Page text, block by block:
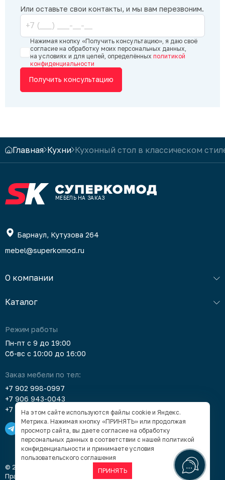
всё
держим
Или оставьте свои контакты, и мы вам перезвоним.
Нажимая кнопку «Получить консультацию», я даю своё
согласие на обработку моих персональных данных,
на условиях и для целей, определённых политикой
конфиденциальности
Получить консультацию
Главная Кухни Кухонный стол в классическом
МЕБЕЛЬ НА ЗАКАЗ
Барнаул, Кутузова 264
mebel@superkomod.ru
О компании
Каталог
Режим работы
Пн-пт с 9 до 19:00
Сб-вс с 10:00 до 16:00
Заказ мебели по тел:
+7 902 998-0997
+7 906 943-0043
+7 903 912-5378
© 2005–2026 «Суперкомод» — мебель в Барнауле под заказ
Правовая информация
На этом сайте используются файлы cookie и Яндекс.
Метрика. Нажимая кнопку «ПРИНЯТЬ» или продолжая
просмотр сайта, вы даете согласие на обработку
персональных данных в соответствии с нашей политикой
конфиденциальности и принимаете условия
пользовательского соглашения
ПРИНЯТЬ